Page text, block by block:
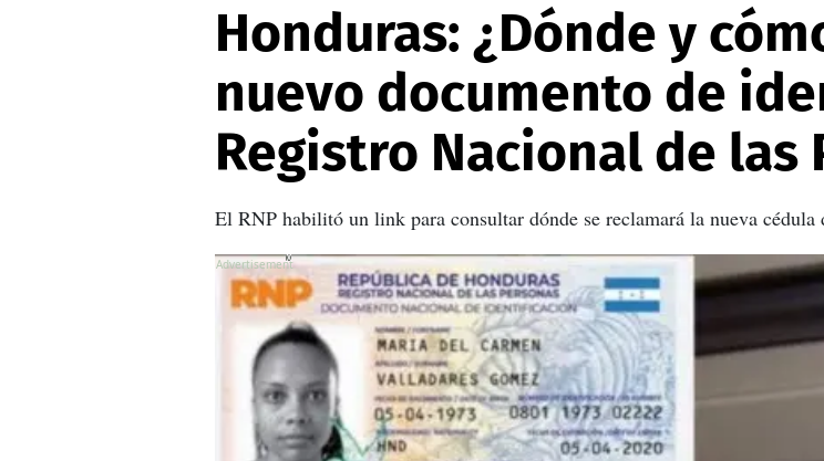
Honduras: ¿Dónde y
nuevo documento de
Registro Nacional de las
El RNP habilitó un link para consultar dónde se reclamará la nueva cédula
X